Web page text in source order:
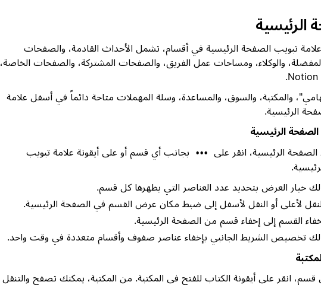
الرئيسية
تبويب الصفحة الرئيسية في أقسام، تشمل الأحداث القادمة، والصفحات
والوكلاء، ومساحات عمل الفريق، والصفحات المشتركة، والصفحات الخاصة،
والمكتبة، والسوق، والمساعدة، وسلة المهملات متاحة دائماً في أسفل علامة
الرئيسية.
الرئيسية
الرئيسية، انقر على
•••
بجانب أي قسم أو على أيقونة علامة تبويب
خيار العرض بتحديد عدد العناصر التي يظهرها كل قسم.
لأعلى أو النقل لأسفل إلى ضبط مكان عرض القسم في الصفحة الرئيسية.
القسم إلى إخفاء قسم من الصفحة الرئيسية.
تخصيص الشريط الجانبي بإخفاء عناصر صفوف وأقسام متعددة في وقت واحد.
انقر على أيقونة الكتاب للفتح في المكتبة. من المكتبة، يمكنك تصفح والتنقل